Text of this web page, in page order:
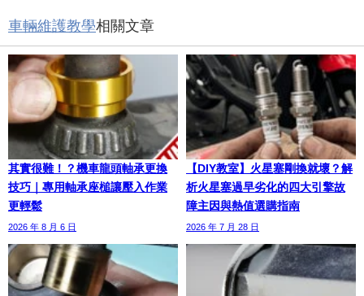
車輛維護教學相關文章
其實很難！？機車龍頭軸承更換
技巧｜專用軸承座槌讓壓入作業
更輕鬆
2026 年 8 月 6 日
【DIY教室】火星塞剛換就壞？解
析火星塞過早劣化的四大引擎故
障主因與熱值選購指南
2026 年 7 月 28 日